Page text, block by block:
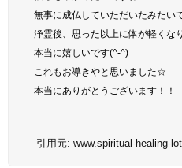
無事に成仏していただいたみたい
浄霊後、思った以上に体が軽くな
本当に嬉しいです(^-^)
これもお導きやと思いました☆
本当にありがとうございます！！
引用元: www.spiritual-healing-